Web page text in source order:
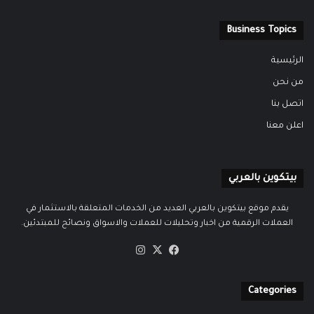
Business Topics
الرئيسية
من نحن
اتصل بنا
اعلن معنا
بيتكوين بالعربي
يقدم موقع بيتكوين بالعربي العديد من الخدمات المتعلقة بالاستثمار في
العملات الرقمية من اخبار وتحليلات للعملات والاسواق ونصائح للمبتدئين.
فيسبوك
‫X
Categories